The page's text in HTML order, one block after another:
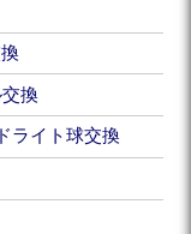
換
ライト球交換